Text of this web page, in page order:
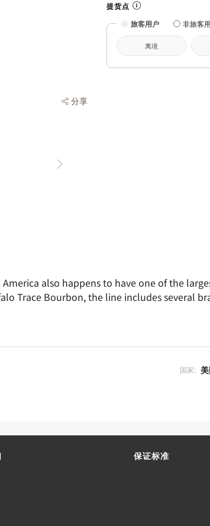
分享
提货点
旅客用户
非旅客
离境
also happens to have one of the
Trace Bourbon, the line includes several
国家:
保证标准